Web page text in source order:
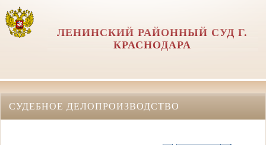
ЛЕНИНСКИЙ РАЙОННЫЙ СУД Г.
КРАСНОДАРА
СУДЕБНОЕ ДЕЛОПРОИЗВОДСТВО